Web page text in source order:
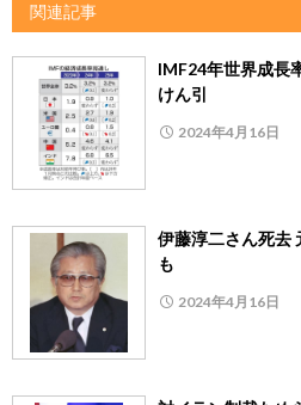
関連記事
IMF24年世界成長
けん引
2024年4月16日
伊藤淳二さん死去
も
2024年4月16日